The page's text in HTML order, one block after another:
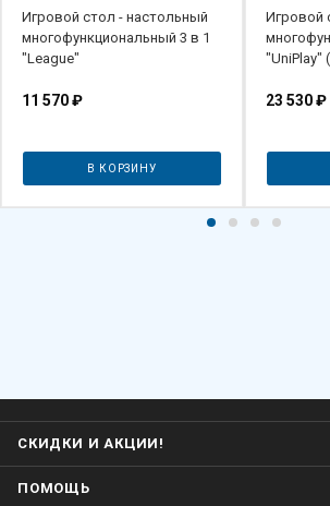
Игровой стол - настольный
многофункциональный 3 в 1
"League"
11 570₽
В КОРЗИНУ
Игровой
"UniPlay"
23 530₽
СКИДКИ И АКЦИИ!
ПОМОЩЬ